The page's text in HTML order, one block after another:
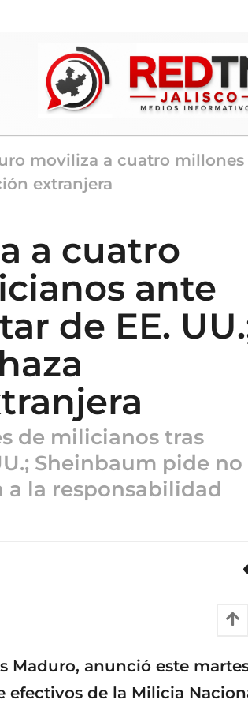
moviliza a cuatro
extranjera
a cuatro
ante
de EE.
de milicianos tras
Sheinbaum pide no
la responsabilidad
Maduro, anunció este
de la Milicia